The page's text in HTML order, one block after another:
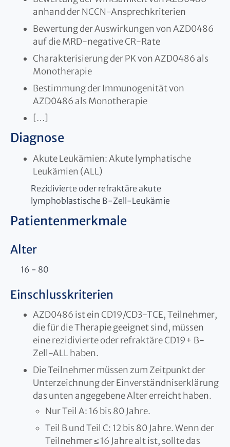
anhand der NCCN-Ansprechkriterien
Bewertung der Auswirkungen von AZD0486
auf die MRD-negative CR-Rate
Charakterisierung der PK von AZD0486 als
Monotherapie
Bestimmung der Immunogenität von
AZD0486 als Monotherapie
[…]
Diagnose
Akute Leukämien: Akute lymphatische
Leukämien (ALL)
Rezidivierte oder refraktäre akute
lymphoblastische B-Zell-Leukämie
Patientenmerkmale
Alter
16 - 80
Einschlusskriterien
AZD0486 ist ein CD19/CD3-TCE, Teilnehmer,
die für die Therapie geeignet sind, müssen
eine rezidivierte oder refraktäre CD19+ B-
Zell-ALL haben.
Die Teilnehmer müssen zum Zeitpunkt der
Unterzeichnung der Einverständniserklärung
das unten angegebene Alter erreicht haben.
Nur Teil A: 16 bis 80 Jahre.
Teil B und Teil C: 12 bis 80 Jahre. Wenn der
Teilnehmer ≤ 16 Jahre alt ist, sollte das